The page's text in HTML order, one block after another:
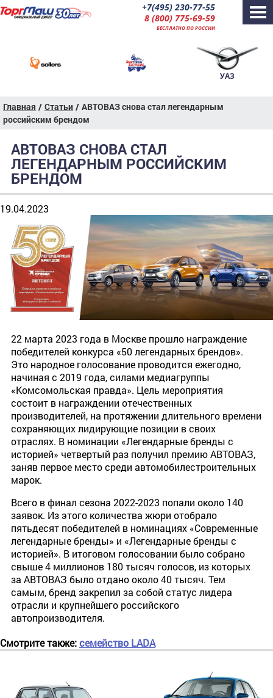
+7(495) 230-77-55
8 (800) 775-69-59
БЕСПЛАТНО ПО РОССИИ
УАЗ
Главная / Статьи / АВТОВАЗ снова стал легендарным
российским брендом
АВТОВАЗ СНОВА СТАЛ
ЛЕГЕНДАРНЫМ РОССИЙСКИМ
БРЕНДОМ
19.04.2023
22 марта 2023 года в Москве прошло награждение
победителей конкурса «50 легендарных брендов».
Это народное голосование проводится ежегодно,
начиная с 2019 года, силами медиагруппы
«Комсомольская правда». Цель мероприятия
состоит в награждении отечественных
производителей, на протяжении длительного времени
сохраняющих лидирующие позиции в своих
отраслях. В номинации «Легендарные бренды с
историей» четвертый раз получил премию АВТОВАЗ,
заняв первое место среди автомобилестроительных
марок.
Всего в финал сезона 2022-2023 попали около 140
заявок. Из этого количества жюри отобрало
пятьдесят победителей в номинациях «Современные
легендарные бренды» и «Легендарные бренды с
историей». В итоговом голосовании было собрано
свыше 4 миллионов 180 тысяч голосов, из которых
за АВТОВАЗ было отдано около 40 тысяч. Тем
самым, бренд закрепил за собой статус лидера
отрасли и крупнейшего российского
автопроизводителя.
Смотрите также:семейство LADA